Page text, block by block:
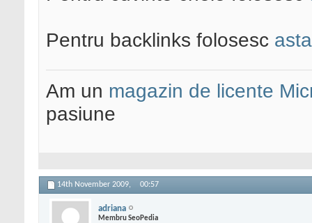
Pentru backlinks folosesc asta
Am un magazin de licente
pasiune
14th November 2009, 00:57
adriana
Membru SeoPedia